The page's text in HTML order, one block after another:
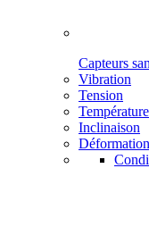
Capteurs
Vibration
Tension
Température
Inclinaison
Déformation